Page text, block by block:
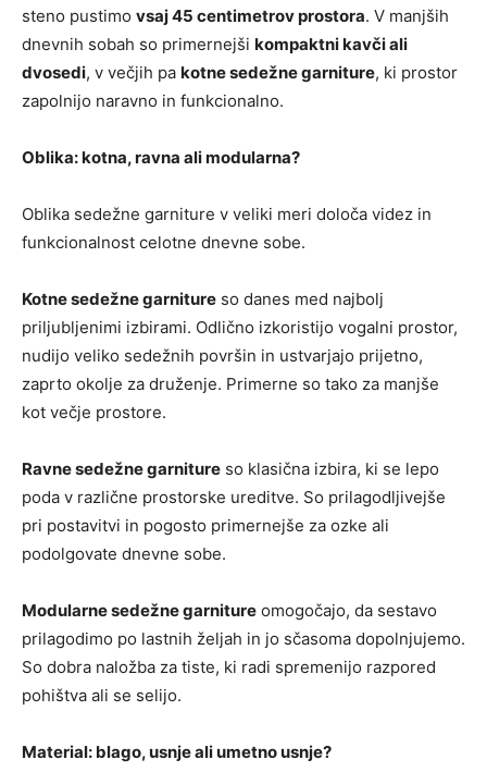
steno pustimo vsaj 45 centimetrov prostora. V manjših
dnevnih sobah so primernejši kompaktni kavči ali
dvosedi, v večjih pa kotne sedežne garniture, ki prostor
zapolnijo naravno in funkcionalno.
Oblika: kotna, ravna ali modularna?
Oblika sedežne garniture v veliki meri določa videz in
funkcionalnost celotne dnevne sobe.
Kotne sedežne garniture so danes med najbolj
priljubljenimi izbirami. Odlično izkoristijo vogalni prostor,
nudijo veliko sedežnih površin in ustvarjajo prijetno,
zaprto okolje za druženje. Primerne so tako za manjše
kot večje prostore.
Ravne sedežne garniture so klasična izbira, ki se lepo
poda v različne prostorske ureditve. So prilagodljivejše
pri postavitvi in pogosto primernejše za ozke ali
podolgovate dnevne sobe.
Modularne sedežne garniture omogočajo, da sestavo
prilagodimo po lastnih željah in jo sčasoma dopolnjujemo.
So dobra naložba za tiste, ki radi spremenijo razpored
pohištva ali se selijo.
Material: blago, usnje ali umetno usnje?